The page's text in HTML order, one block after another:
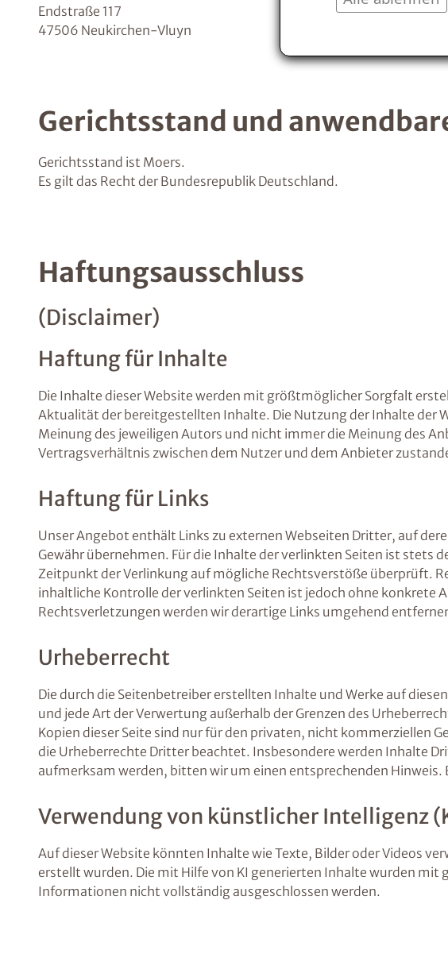
Endstraße 117
47506 Neukirchen-Vluyn
Gerichtsstand und
Gerichtsstand ist Moers.
Es gilt das Recht der Bundesrepublik Deutschland.
Haftungsausschluss
(Disclaimer)
Haftung für Inhalte
Die Inhalte dieser Website werden mit größtmöglicher Sorgfalt
Aktualität der bereitgestellten Inhalte. Die Nutzung der Inhalte der
Meinung des jeweiligen Autors und nicht immer die Meinung des
Vertragsverhältnis zwischen dem Nutzer und dem Anbieter
Haftung für Links
Unser Angebot enthält Links zu externen Webseiten Dritter, auf
Gewähr übernehmen. Für die Inhalte der verlinkten Seiten ist stets
Zeitpunkt der Verlinkung auf mögliche Rechtsverstöße überprüft.
inhaltliche Kontrolle der verlinkten Seiten ist jedoch ohne
Rechtsverletzungen werden wir derartige Links umgehend
Urheberrecht
Die durch die Seitenbetreiber erstellten Inhalte und Werke auf
und jede Art der Verwertung außerhalb der Grenzen des
Kopien dieser Seite sind nur für den privaten, nicht kommerziellen
die Urheberrechte Dritter beachtet. Insbesondere werden Inhalte
aufmerksam werden, bitten wir um einen entsprechenden
Verwendung von künstlicher Intelligenz
Auf dieser Website könnten Inhalte wie Texte, Bilder oder Videos
erstellt wurden. Die mit Hilfe von KI generierten Inhalte wurden
Informationen nicht vollständig ausgeschlossen werden.